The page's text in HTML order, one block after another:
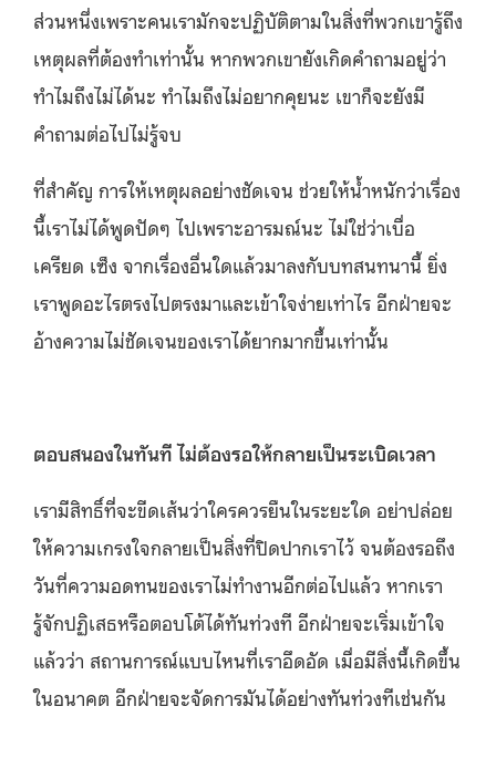
ส่วนหนึ่งเพราะคนเรามักจะปฏิบัติตามในสิ่งที่พวกเขารู้ถึง
เหตุผลที่ต้องทำเท่านั้น หากพวกเขายังเกิดคำถามอยู่ว่า
ทำไมถึงไม่ได้นะ ทำไมถึงไม่อยากคุยนะ เขาก็จะยังมี
คำถามต่อไปไม่รู้จบ
ที่สำคัญ การให้เหตุผลอย่างชัดเจน ช่วยให้น้ำหนักว่าเรื่อง
นี้เราไม่ได้พูดปัดๆ ไปเพราะอารมณ์นะ ไม่ใช่ว่าเบื่อ
เครียด เซ็ง จากเรื่องอื่นใดแล้วมาลงกับบทสนทนานี้ ยิ่ง
เราพูดอะไรตรงไปตรงมาและเข้าใจง่ายเท่าไร อีกฝ่ายจะ
อ้างความไม่ชัดเจนของเราได้ยากมากขึ้นเท่านั้น
ตอบสนองในทันที ไม่ต้องรอให้กลายเป็นระเบิดเวลา
เรามีสิทธิ์ที่จะขีดเส้นว่าใครควรยืนในระยะใด อย่าปล่อย
ให้ความเกรงใจกลายเป็นสิ่งที่ปิดปากเราไว้ จนต้องรอถึง
วันที่ความอดทนของเราไม่ทำงานอีกต่อไปแล้ว หากเรา
รู้จักปฏิเสธหรือตอบโต้ได้ทันท่วงที อีกฝ่ายจะเริ่มเข้าใจ
แล้วว่า สถานการณ์แบบไหนที่เราอึดอัด เมื่อมีสิ่งนี้เกิดขึ้น
ในอนาคต อีกฝ่ายจะจัดการมันได้อย่างทันท่วงทีเช่นกัน